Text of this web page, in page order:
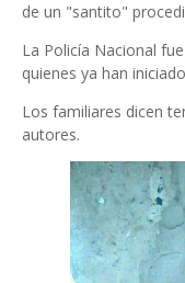
de un "santito"
La Policía Nacional
quienes ya han
Los familiares dicen
autores.